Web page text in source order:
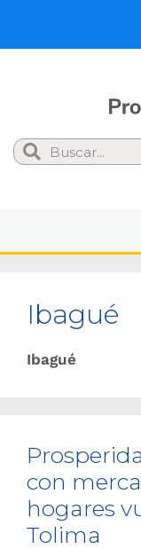
Search
Ibagué
Ibagué
con
hogares
Tolima